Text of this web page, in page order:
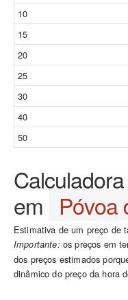
10
15
20
25
30
40
50
em Póvoa
Estimativa de um preço de
Importante:os preços em
dos preços estimados
dinâmico do preço da hora